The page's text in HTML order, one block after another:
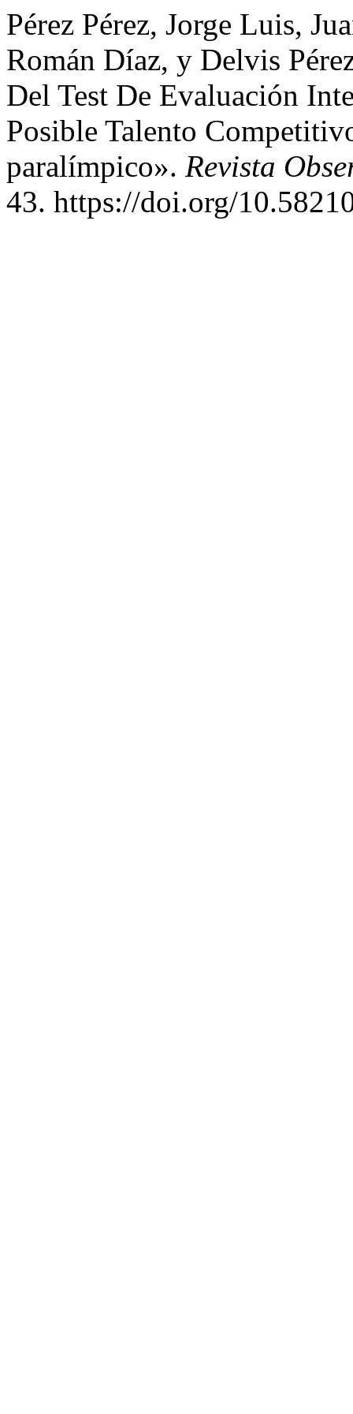
Pérez Pérez, Jorge Luis,
Román Díaz, y Delvis
Del Test De Evaluación
Posible Talento
paralímpico». Revista
43. https://doi.org/